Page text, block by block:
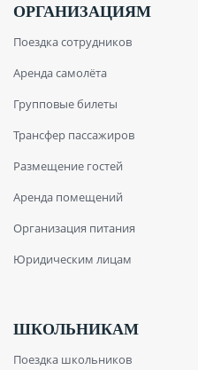
ОРГАНИЗАЦИЯМ
Поездка сотрудников
Аренда самолёта
Групповые билеты
Трансфер пассажиров
Размещение гостей
Аренда помещений
Организация питания
Юридическим лицам
ШКОЛЬНИКАМ
Поездка школьников